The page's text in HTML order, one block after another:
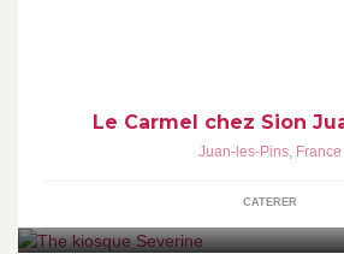
Le Carmel chez Sion
Juan-les-Pins, France
CATERER